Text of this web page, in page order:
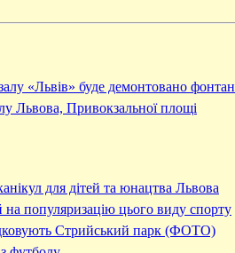
«Львів» буде демонтовано фонтан
Львова, Привокзальної площі
для дітей та юнацтва Львова
популяризацію цього виду спорту
Стрийський парк (ФОТО)